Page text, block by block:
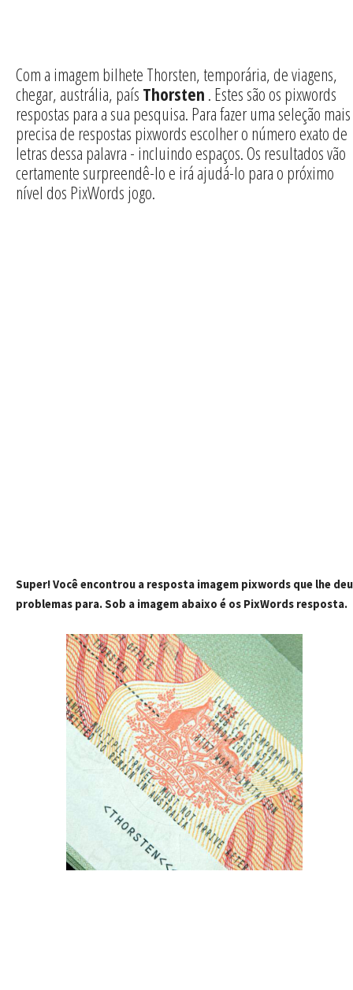
Com a imagem bilhete Thorsten, temporária, de viagens,
chegar, austrália, país Thorsten . Estes são os pixwords
respostas para a sua pesquisa. Para fazer uma seleção mais
precisa de respostas pixwords escolher o número exato de
letras dessa palavra - incluindo espaços. Os resultados vão
certamente surpreendê-lo e irá ajudá-lo para o próximo
nível dos PixWords jogo.
Super! Você encontrou a resposta imagem pixwords que lhe deu
problemas para. Sob a imagem abaixo é os PixWords resposta.